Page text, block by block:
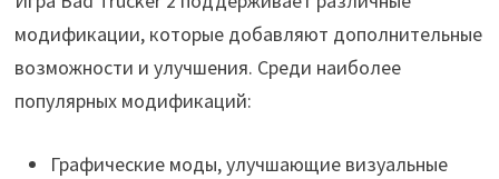
модификации, которые добавляют дополнительные
возможности и улучшения. Среди наиболее
популярных модификаций:
Графические моды, улучшающие визуальные